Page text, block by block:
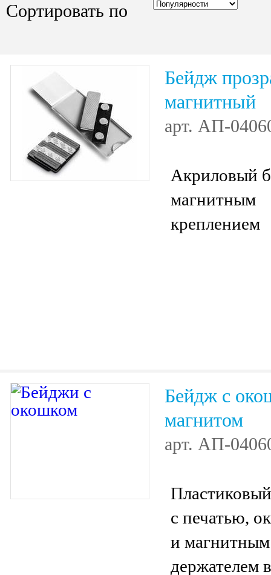
Сортировать по
Бейдж
магнитный
арт. АП-
Акриловый
магнитным
креплением
Бейдж с
магнитом
арт. АП-
с печатью,
и магнитным
держателем в